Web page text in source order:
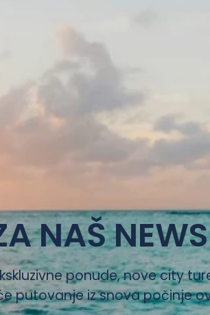
NAŠ
ponude, nove city
putovanje iz snova počinje